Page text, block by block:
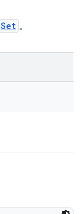
Set 。